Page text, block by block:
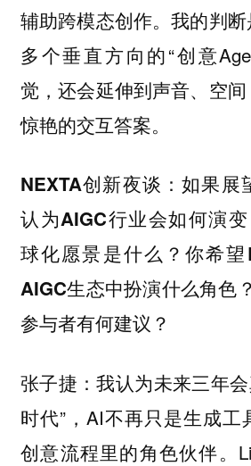
辅助跨模态创作。我的判
多个垂直方向的“创意
觉，还会延伸到声音、空
惊艳的交互答案。
NEXTA创新夜谈：如果展
认为AIGC行业会如何演
球化愿景是什么？你希
AIGC生态中扮演什么角色
参与者有何建议？
张子捷 ：我认为未来三年
时代”，AI不再只是生成工
创意流程里的角色伙伴。